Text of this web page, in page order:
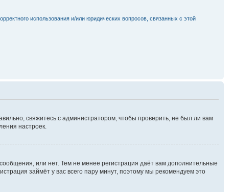
использования и/или юридических вопросов, связанных с этой
свяжитесь с администратором, чтобы проверить, не был ли вам
настроек.
или нет. Тем не менее регистрация даёт вам дополнительные
займёт у вас всего пару минут, поэтому мы рекомендуем это